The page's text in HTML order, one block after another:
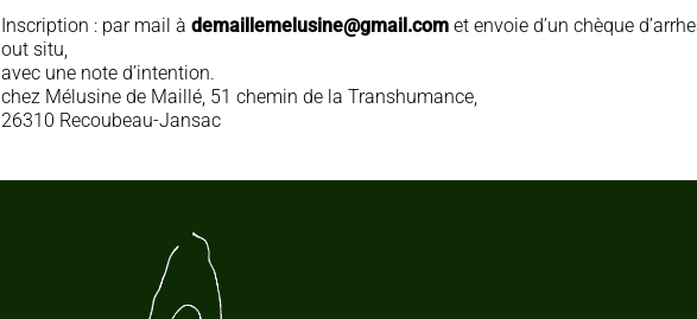
Inscription : par mail à demaillemelusine@gmail.comet envoie d’un chèque
out situ,
avec une note d’intention.
chez Mélusine de Maillé, 51 chemin de la Transhumance,
26310 Recoubeau-Jansac